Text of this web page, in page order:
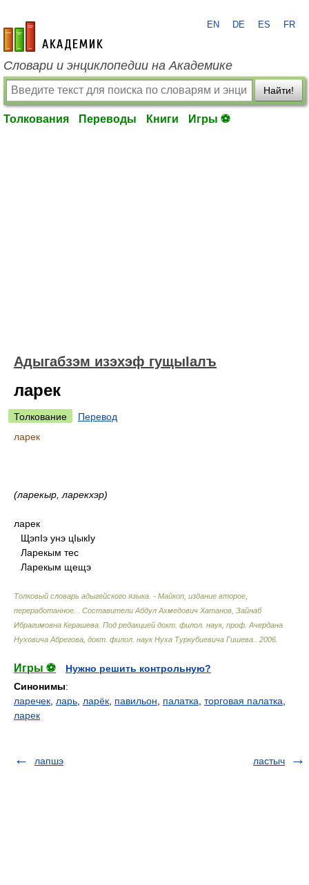
academic.ru
EN DE ES FR
Словари и энциклопедии на Академике
Найти!
Толкования Переводы Книги Игры ⚽
Адыгабзэм изэхэф гущыIалъ
ларек
Толкование
Перевод
ларек
(ларекыр, ларекхэр)
ларек
ЩэпIэ унэ цIыкIу
Ларекым тес
Ларекым щещэ
Толковый словарь адыгейского языка. - Майкоп, издание второе,
переработанное.
Составители Абдул Ахмедович Хатанов, Зайнаб
Ибрагимовна Керашева. Под редакцией докт. филол. наук, проф. Ачердана
Нуховича Абрегова, докт. филол. наук Нуха Туркубиевича Гишева.
2006
Игры ⚽
Нужно решить контрольную?
Синонимы:
ларечек ларь ларёк павильон палатка торговая палатка
ларек
лапшэ ластыч